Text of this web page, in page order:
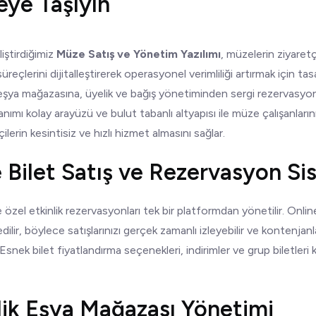
Müze Satış ve Yönetim Yazılımı, müzelerin
dijitalleştirerek operasyonel verimliliği artırmak için
mağazasına, üyelik ve bağış yönetiminden sergi
kolay arayüzü ve bulut tabanlı altyapısı ile müze
kesintisiz ve hızlı hizmet almasını sağlar.
Bilet Satış ve Rezervasyon
etkinlik rezervasyonları tek bir platformdan yönetilir. Online
böylece satışlarınızı gerçek zamanlı izleyebilir ve
bilet fiyatlandırma seçenekleri, indirimler ve grup biletleri
Eşya Mağazası Yönetimi